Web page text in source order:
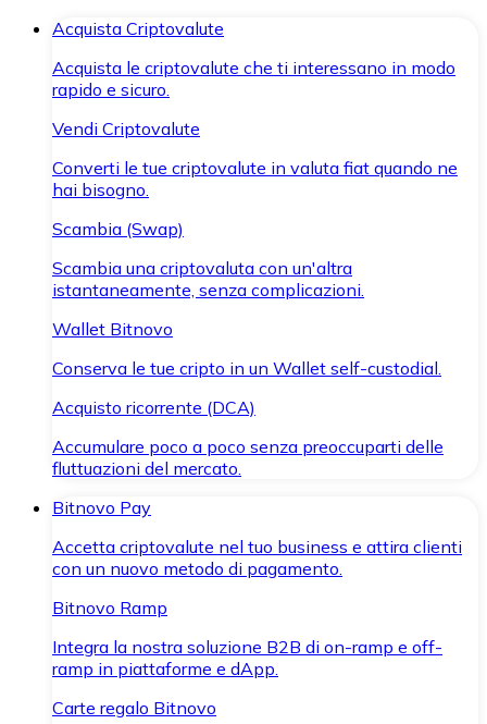
Acquista Criptovalute
Acquista le criptovalute che ti interessano in modo
rapido e sicuro.
Vendi Criptovalute
Converti le tue criptovalute in valuta fiat quando ne
hai bisogno.
Scambia (Swap)
Scambia una criptovaluta con un'altra
istantaneamente, senza complicazioni.
Wallet Bitnovo
Conserva le tue cripto in un Wallet self-custodial.
Acquisto ricorrente (DCA)
Accumulare poco a poco senza preoccuparti delle
fluttuazioni del mercato.
Bitnovo Pay
Accetta criptovalute nel tuo business e attira clienti
con un nuovo metodo di pagamento.
Bitnovo Ramp
Integra la nostra soluzione B2B di on-ramp e off-
ramp in piattaforme e dApp.
Carte regalo Bitnovo